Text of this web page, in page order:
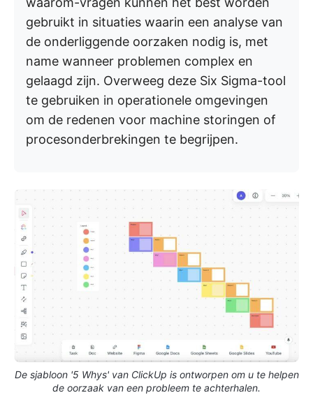
gebruikt in situaties waarin een analyse van
de onderliggende oorzaken nodig is, met
name wanneer problemen complex en
gelaagd zijn. Overweeg deze Six Sigma-tool
te gebruiken in operationele omgevingen
om de redenen voor machine storingen of
procesonderbrekingen te begrijpen.
De sjabloon '5 Whys' van ClickUp is ontworpen om u te helpen
de oorzaak van een probleem te achterhalen.